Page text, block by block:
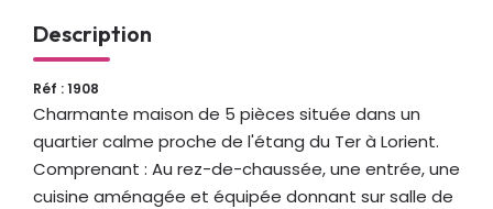
Description
Réf : 1908
Charmante maison de 5 pièces située dans un
quartier calme proche de l'étang du Ter à Lorient.
Comprenant : Au rez-de-chaussée, une entrée, une
cuisine aménagée et équipée donnant sur salle de